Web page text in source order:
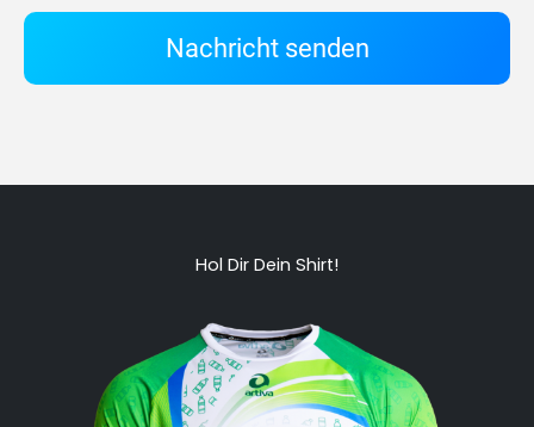
Nachricht senden
Hol Dir Dein Shirt!